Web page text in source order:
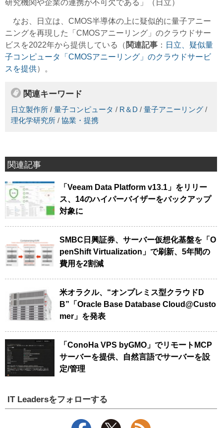
研究機関や企業の連携が不可欠である」（日立）
なお、日立は、CMOS半導体の上に疑似的に量子アニー
ニングを再現した「CMOSアニーリング」のクラウドサー
ビスを2022年から提供している（ 関連記事 ： 日立、疑似量
子コンピュータ「CMOSアニーリング」のクラウドサービ
スを提供）。
関連キーワード
日立製作所 / 量子コンピュータ / R＆D / 量子アニーリング /
理化学研究所 / 協業・提携
関連記事
「Veeam Data Platform v13.1」をリリー
ス、14のハイパーバイザーをバックアップ
対象に
SMBC日興証券、サーバー仮想化基盤を「O
penShift Virtualization」で刷新、5年間の
費用を2割減
米オラクル、“オンプレミス型クラウドD
B”「Oracle Base Database Cloud@Custo
mer」を発表
「ConoHa VPS byGMO」でリモートMCP
サーバーを提供、自然言語でサーバーを設
定/管理
IT Leadersをフォローする